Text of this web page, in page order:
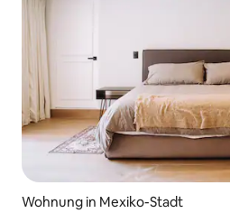
Wohnung in Mexiko-Stadt